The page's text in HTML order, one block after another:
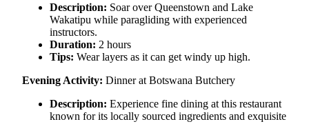
Description: Soar over Queenstown and Lake
Wakatipu while paragliding with experienced
instructors.
Duration: 2 hours
Tips: Wear layers as it can get windy up high.
Evening Activity: Dinner at Botswana Butchery
Description: Experience fine dining at this restaurant
known for its locally sourced ingredients and exquisite